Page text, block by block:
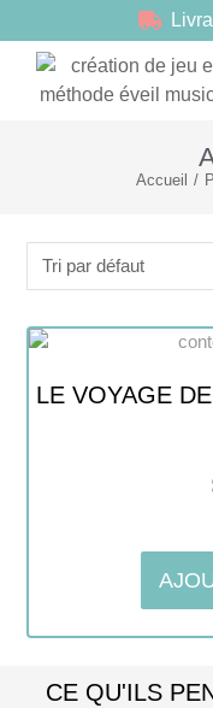
Vous êtes ici :Accueil
LE VOYAGE
CE QU'ILS